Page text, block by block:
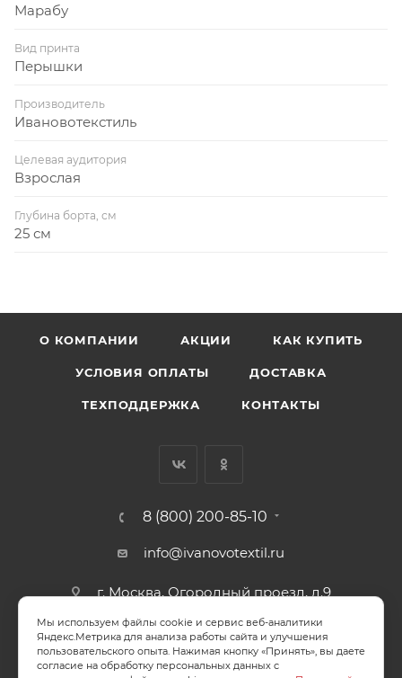
Марабу
Вид принта
Перышки
Производитель
Ивановотекстиль
Целевая аудитория
Взрослая
Глубина борта, см
25 см
О КОМПАНИИ АКЦИИ КАК КУПИТЬ
УСЛОВИЯ ОПЛАТЫ ДОСТАВКА
ТЕХПОДДЕРЖКА КОНТАКТЫ
8 (800) 200-85-10
info@ivanovotextil.ru
г. Москва, Огородный проезд, д.9
СОГЛАСИЕ НА ОБРАБОТКУ ПЕРСОНАЛЬНЫХ ДАННЫХ
Мы используем файлы cookie и сервис веб-аналитики
Яндекс.Метрика для анализа работы сайта и улучшения
пользовательского опыта. Нажимая кнопку «Принять», вы даете
согласие на обработку персональных данных с